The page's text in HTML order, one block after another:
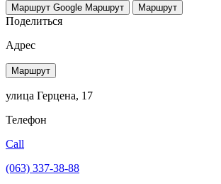
Маршрут Google Маршрут Маршрут
Поделиться
Адрес
Маршрут
улица Герцена, 17
Телефон
Call
(063) 337-38-88